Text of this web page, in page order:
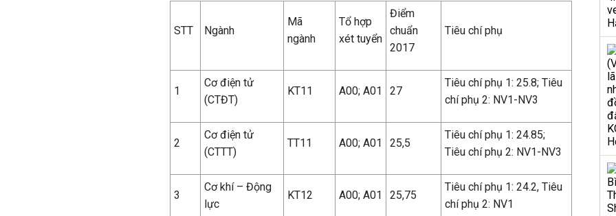
STT Ngành
Mã
ngành
Tổ hợp
xét tuyển
Điểm
chuẩn
2017
Tiêu chí phụ
1
Cơ điện tử
(CTĐT)
KT11 A00; A01 27
Tiêu chí phụ 1: 25.8; Tiêu
chí phụ 2: NV1-NV3
2
Cơ điện tử
(CTTT)
TT11 A00; A01 25,5
Tiêu chí phụ 1: 24.85;
Tiêu chí phụ 2: NV1-NV3
3
Cơ khí – Động
lực
KT12 A00; A01 25,75
Tiêu chí phụ 1: 24.2, Tiêu
chí phụ 2: NV1